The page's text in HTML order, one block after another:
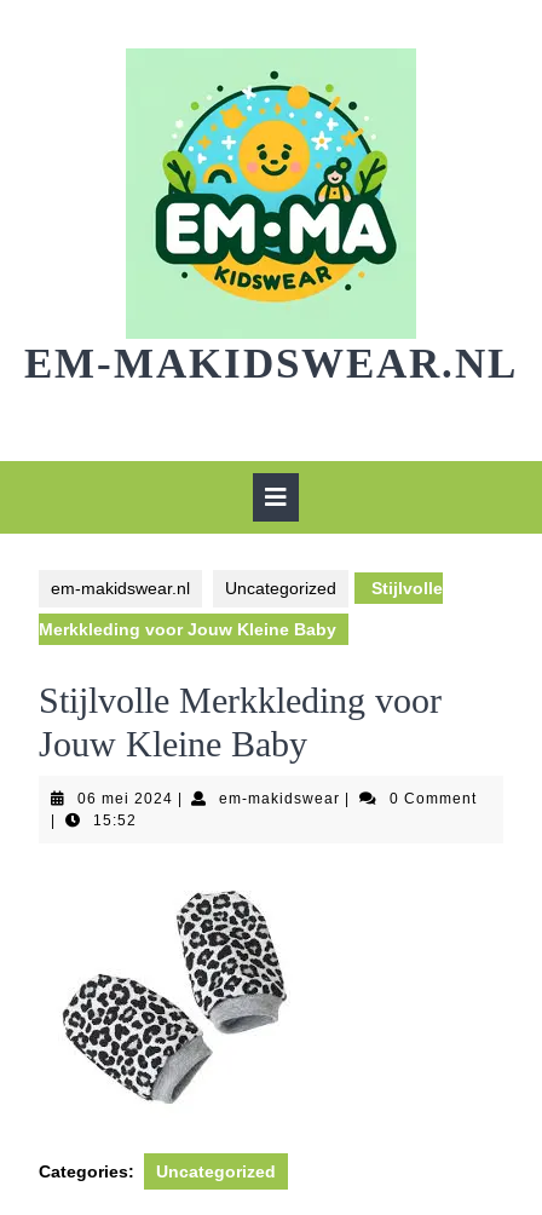
EM-MAKIDSWEAR.NL
em-makidswear.nl Uncategorized Stijlvolle
Merkkleding voor Jouw Kleine Baby
Stijlvolle Merkkleding voor
Jouw Kleine Baby
06 mei 2024 06
em-makidswear em-
0 Comment
15:52
Categories: Uncategorized